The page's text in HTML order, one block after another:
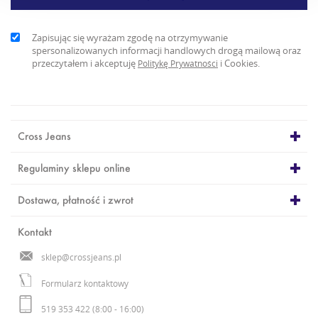
Zapisując się wyrażam zgodę na otrzymywanie
spersonalizowanych informacji handlowych drogą mailową oraz
przeczytałem i akceptuję Politykę Prywatności i Cookies.
Cross Jeans
Regulaminy sklepu online
Dostawa, płatność i zwrot
Kontakt
sklep@crossjeans.pl
Formularz kontaktowy
519 353 422 (8:00 - 16:00)